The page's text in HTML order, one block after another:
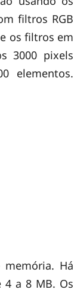
filtros RGB
os filtros em
3000 pixels
elementos.
Há
a 8 MB. Os